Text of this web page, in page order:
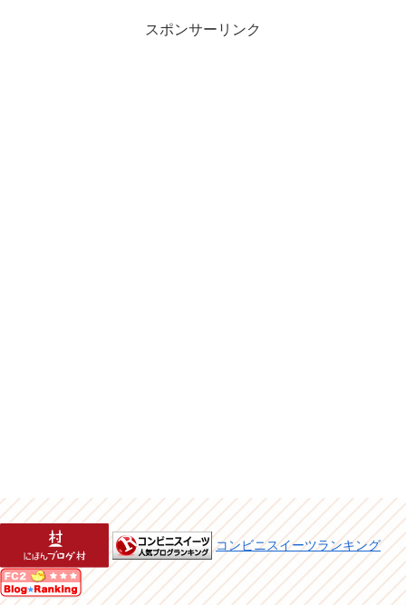
スポンサーリンク
コンビニスイーツランキング